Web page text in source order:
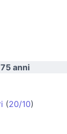
anni
(20/10)